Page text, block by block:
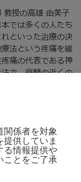
教授の高雄 由美子
では多くの人たち
といった治療の決
法という疼痛を緩
痛の代表である神
で、脊髄の近くの
で、近年治療に使
。Eternaの発売
の方に脊髄刺激療
す。」
業部カントリーマ
ています。「ア
関係者を対象
提供していま
る情報提供や
ことをご了承